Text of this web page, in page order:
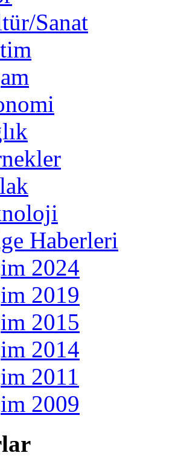
Sanat
Haberleri
2024
2019
2015
2014
2011
2009